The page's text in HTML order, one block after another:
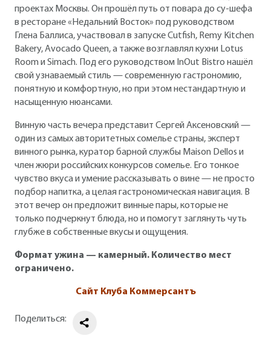
проектах Москвы. Он прошёл путь от повара до су-шефа
в ресторане «Недальний Восток» под руководством
Глена Баллиса, участвовал в запуске Cutfish, Remy Kitchen
Bakery, Avocado Queen, а также возглавлял кухни Lotus
Room и Simach. Под его руководством InOut Bistro нашёл
свой узнаваемый стиль — современную гастрономию,
понятную и комфортную, но при этом нестандартную и
насыщенную нюансами.
Винную часть вечера представит Сергей Аксеновский —
один из самых авторитетных сомелье страны, эксперт
винного рынка, куратор барной службы Maison Dellos и
член жюри российских конкурсов сомелье. Его тонкое
чувство вкуса и умение рассказывать о вине — не просто
подбор напитка, а целая гастрономическая навигация. В
этот вечер он предложит винные пары, которые не
только подчеркнут блюда, но и помогут заглянуть чуть
глубже в собственные вкусы и ощущения.
Формат ужина — камерный. Количество мест
ограничено.
Сайт Клуба Коммерсантъ
Поделиться: